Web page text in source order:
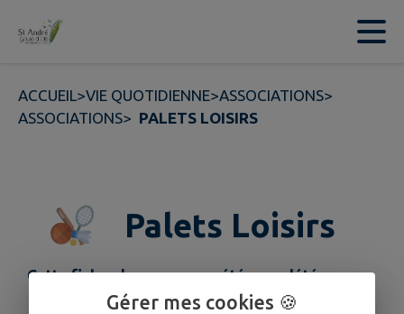
Contenu
ACCUEIL>VIE QUOTIDIENNE>ASSOCIATIONS>
ASSOCIATIONS> PALETS LOISIRS
Palets Loisirs
Cette fiche n'a pas encore été complétée.
Gérer mes cookies 🍪